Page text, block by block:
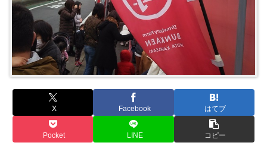
X Facebook はてブ
Pocket LINE コピー